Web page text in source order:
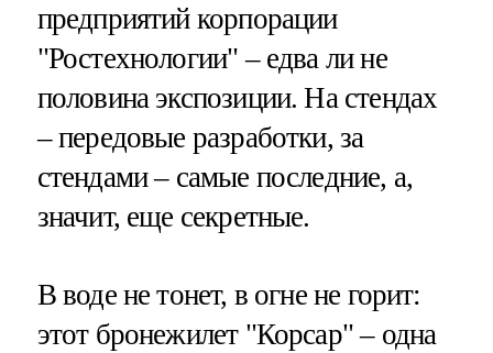
предприятий корпорации
"Ростехнологии" – едва ли не
половина экспозиции. На стендах
– передовые разработки, за
стендами – самые последние, а,
значит, еще секретные.
В воде не тонет, в огне не горит:
этот бронежилет "Корсар" – одна